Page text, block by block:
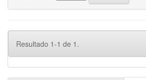
Resultado 1-1 de 1.